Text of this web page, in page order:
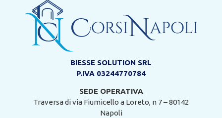
BIESSE SOLUTION SRL
P.IVA 03244770784
SEDE OPERATIVA
Traversa di via Fiumicello a Loreto, n 7 – 80142
Napoli